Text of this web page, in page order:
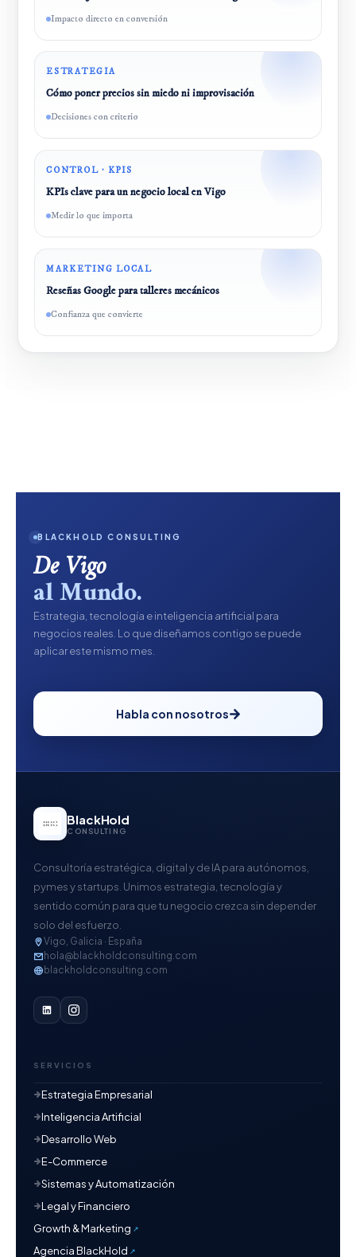
Impacto directo en conversión
ESTRATEGIA
Cómo poner precios sin miedo ni improvisación
Decisiones con criterio
CONTROL · KPIS
KPIs clave para un negocio local en Vigo
Medir lo que importa
MARKETING LOCAL
Reseñas Google para talleres mecánicos
Confianza que convierte
BLACKHOLD CONSULTING
De Vigo
al Mundo.
Estrategia, tecnología e inteligencia artificial para
negocios reales. Lo que diseñamos contigo se puede
aplicar este mismo mes.
Habla con nosotros
BlackHold
CONSULTING
Consultoría estratégica, digital y de IA para autónomos,
pymes y startups. Unimos estrategia, tecnología y
sentido común para que tu negocio crezca sin depender
solo del esfuerzo.
Vigo, Galicia · España
hola@blackholdconsulting.com
blackholdconsulting.com
SERVICIOS
Estrategia Empresarial
Inteligencia Artificial
Desarrollo Web
E-Commerce
Sistemas y Automatización
Legal y Financiero
Growth & Marketing
Agencia BlackHold